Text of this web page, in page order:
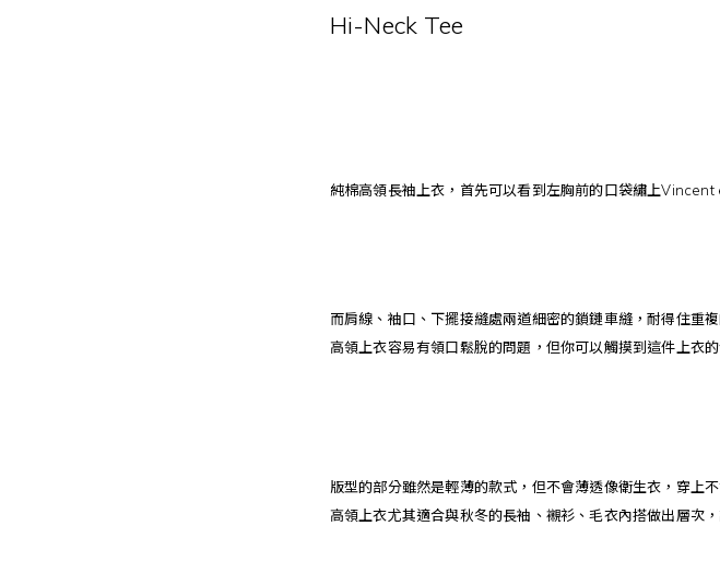
Hi-Neck Tee
純棉高領長袖上衣，首先可以看到左胸前的口袋繡上
而肩線、袖口、下擺接縫處兩道細密的鎖鏈車縫，耐得住重
高領上衣容易有領口鬆脫的問題，但你可以觸摸到這件上衣
版型的部分雖然是輕薄的款式，但不會薄透像衛生衣，穿上
高領上衣尤其適合與秋冬的長袖、襯衫、毛衣內搭做出層次